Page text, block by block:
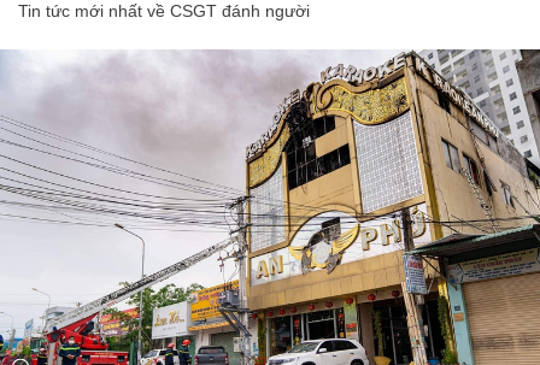
Tin tức mới nhất về CSGT đánh người